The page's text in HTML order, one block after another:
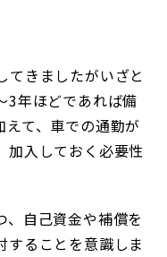
てきましたがいざと
3年ほどであれば備
て、車での通勤が
加入しておく必要性
、自己資金や補償を
することを意識しま